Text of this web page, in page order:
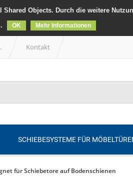
Objects. Durch die weitere
OK Mehr Informationen
Kontakt
SCHIEBESYSTEME FÜR
für Schiebetore auf Bodenschienen